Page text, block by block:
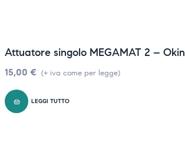
Attuatore singolo MEGAMAT 2 – Okin
15,00 € (+ iva come per legge)
LEGGI TUTTO